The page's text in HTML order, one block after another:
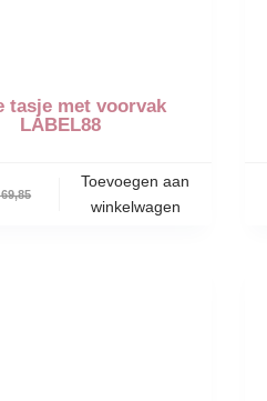
tasje met voorvak
LABEL88
Toevoegen aan
winkelwagen